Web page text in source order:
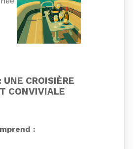
UNE CROISIÈRE
CONVIVIALE
: